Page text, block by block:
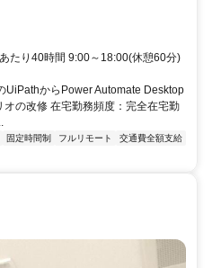
たり40時間 9:00～18:00(休憩60分)
UiPathからPower Automate Desktop
の改修 在宅勤務頻度：完全在宅勤
固定時間制 フルリモート
交通費全額支給